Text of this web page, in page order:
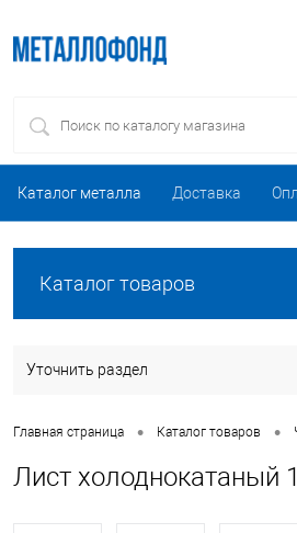
Каталог металла Доставка
Каталог товаров
Уточнить раздел
Главная страница • Каталог товаров •
Лист холоднокатаный